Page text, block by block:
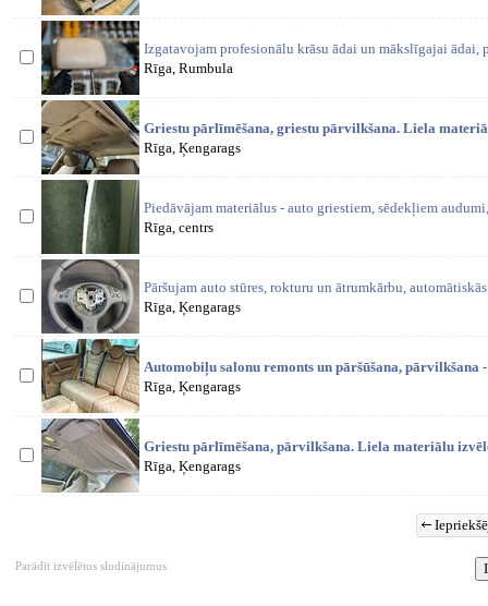
Izgatavojam profesionālu krāsu ādai un mākslīgajai
Rīga, Rumbula
Griestu pārlīmēšana, griestu pārvilkšana. Liela
Rīga, Ķengarags
Piedāvājam materiālus - auto griestiem, sēdekļiem
Rīga, centrs
Pāršujam auto stūres, rokturu un ātrumkārbu,
Rīga, Ķengarags
Automobiļu salonu remonts un pāršūšana, pārvilkšana
Rīga, Ķengarags
Griestu pārlīmēšana, pārvilkšana. Liela materiālu
Rīga, Ķengarags
Parādīt izvēlētos sludinājumus